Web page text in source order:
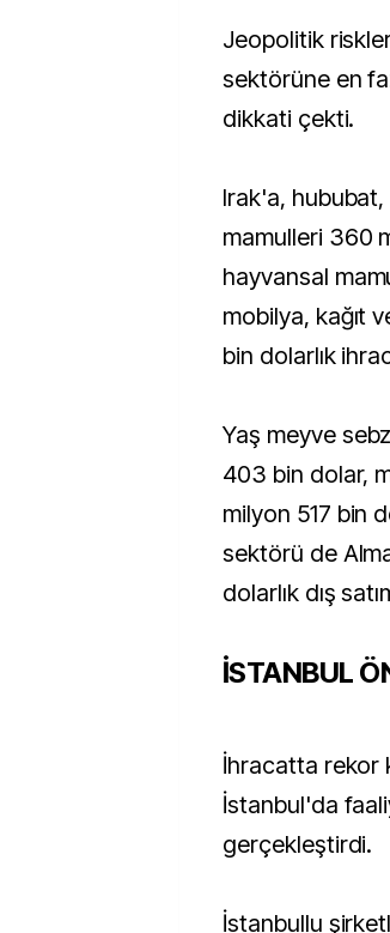
Jeopolitik
sektörüne en
dikkati çekti.
Irak'a,
mamulleri 360
hayvansal
mobilya, kağıt
bin dolarlık
Yaş meyve
403 bin dolar,
milyon 517 bin
sektörü de
dolarlık dış
İSTANBUL
İhracatta rekor
İstanbul'da
gerçekleştirdi.
İstanbullu